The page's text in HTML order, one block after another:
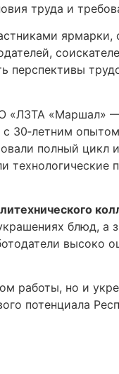
труда и
ярмарки,
перспективы
«ЛЗТА «Маршал»
30‑летним
полный цикл
блюд,
высоко
работы, но и
потенциала